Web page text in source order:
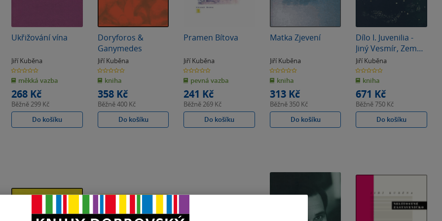
Ukřižování vína
Jiří Kuběna
0.0
z
5
hvězdiček
měkká vazba
268 Kč
Běžně299 Kč
Do košíku
Doryforos &
Ganymedes
Jiří Kuběna
0.0
z
5
hvězdiček
kniha
358 Kč
Běžně400 Kč
Do košíku
Pramen Bítova
Jiří Kuběna
0.0
z
5
hvězdiček
pevná vazba
241 Kč
Běžně269 Kč
Do košíku
Matka Zjevení
Jiří Kuběna
0.0
z
5
hvězdiček
kniha
313 Kč
Běžně 350 Kč
Do košíku
Dílo I. Juvenilia -
Jiný Vesmír, Země
Nikoho
Jiří Kuběna
0.0
z
5
hvězdiček
kniha
671 Kč
Běžně750 Kč
Do košíku